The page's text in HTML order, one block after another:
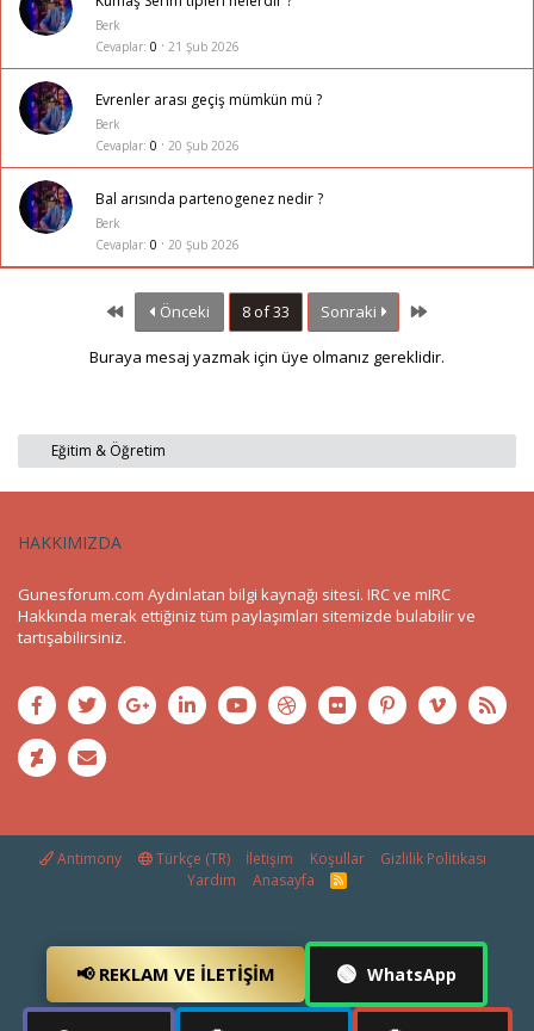
Berk
Cevaplar 0 21 Şub 2026
Evrenler arası geçiş mümkün mü ?
Berk
Cevaplar 0 20 Şub 2026
Bal arısında partenogenez nedir ?
Berk
Cevaplar 0 20 Şub 2026
First Önceki 8 of 33 Sonraki Last
Buraya mesaj yazmak için üye olmanız gereklidir.
Eğitim & Öğretim
HAKKIMIZDA
Gunesforum.com Aydınlatan bilgi kaynağı sitesi. IRC ve mIRC
Hakkında merak ettiğiniz tüm paylaşımları sitemizde bulabilir ve
tartışabilirsiniz.
Antimony Türkçe (TR) İletişim Koşullar
Gizlilik Politikası
Yardım
Anasayfa
R
S
📢 REKLAM VE İLETIŞIM 🟢 WhatsApp